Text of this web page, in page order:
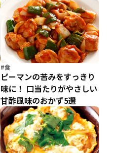
#食
ピーマンの苦みをすっきり
味に！ 口当たりがやさしい
甘酢風味のおかず5選